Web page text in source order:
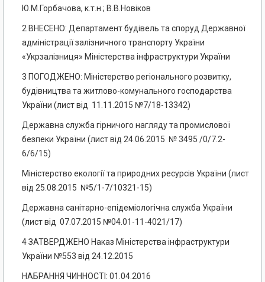
Ю.М.Горбачова, к.т.н.; В.В.Новіков
2 ВНЕСЕНО: Департамент будівель та споруд Державної
адміністрації залізничного транспорту України
«Укрзалізниця» Міністерства інфраструктури України
3 ПОГОДЖЕНО: Міністерство регіонального розвитку,
будівництва та житлово-комунального господарства
України (лист від 11.11.2015 №7/18-13342)
Державна служба гірничого нагляду та промислової
безпеки України (лист від 24.06.2015 № 3495 /0/7.2-
6/6/15)
Міністерство екології та природних ресурсів України (лист
від 25.08.2015 №5/1-7/10321-15)
Державна санітарно-епідеміологічна служба України
(лист від 07.07.2015 №04.01-11-4021/17)
4 ЗАТВЕРДЖЕНО Наказ Міністерства інфраструктури
України №553 від 24.12.2015
НАБРАННЯ ЧИННОСТІ: 01.04.2016